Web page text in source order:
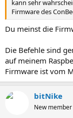
kann sehr
Firmware des
Du meinst die
Die Befehle sind
auf meinem
Firmware ist vom
bitNike
New member